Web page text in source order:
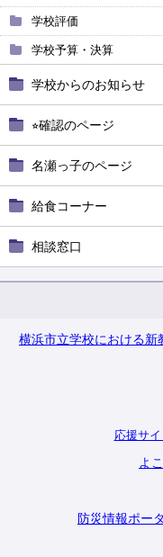
学校評価
学校予算・決算
学校からのお知らせ
⭐︎確認のページ
名瀬っ子のページ
給食コーナー
相談窓口
横浜市立学校における
応援サイ
よ
防災情報ポー